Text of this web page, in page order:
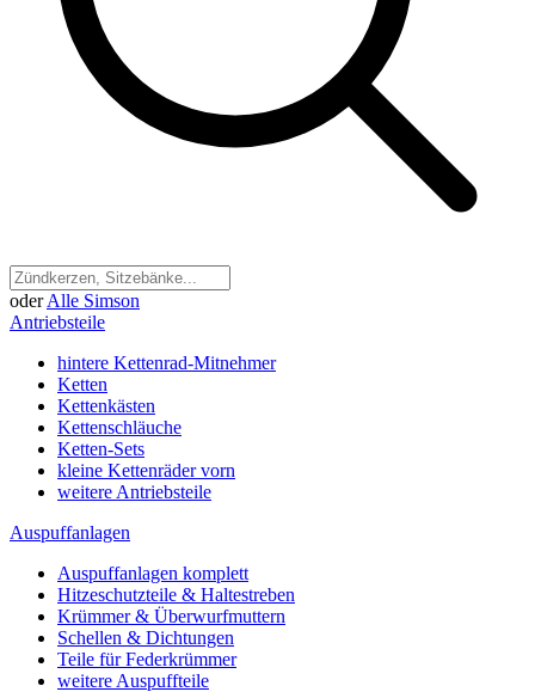
oder Alle Simson
Antriebsteile
hintere Kettenrad-Mitnehmer
Ketten
Kettenkästen
Kettenschläuche
Ketten-Sets
kleine Kettenräder vorn
weitere Antriebsteile
Auspuffanlagen
Auspuffanlagen komplett
Hitzeschutzteile & Haltestreben
Krümmer & Überwurfmuttern
Schellen & Dichtungen
Teile für Federkrümmer
weitere Auspuffteile